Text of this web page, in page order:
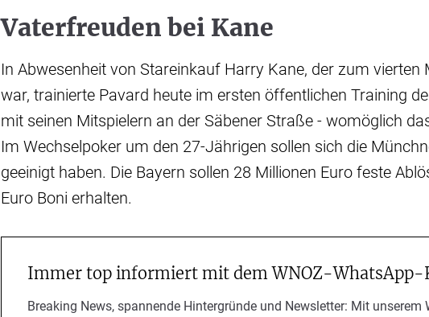
Vaterfreuden bei Kane
In Abwesenheit von Stareinkauf Harry Kane, der zum vierten
war, trainierte Pavard heute im ersten öffentlichen Training
mit seinen Mitspielern an der Säbener Straße - womöglich
Im Wechselpoker um den 27-Jährigen sollen sich die
geeinigt haben. Die Bayern sollen 28 Millionen Euro feste
Euro Boni erhalten.
Immer top informiert mit dem WNOZ-WhatsApp-
Breaking News, spannende Hintergründe und Newsletter: Mit unserem